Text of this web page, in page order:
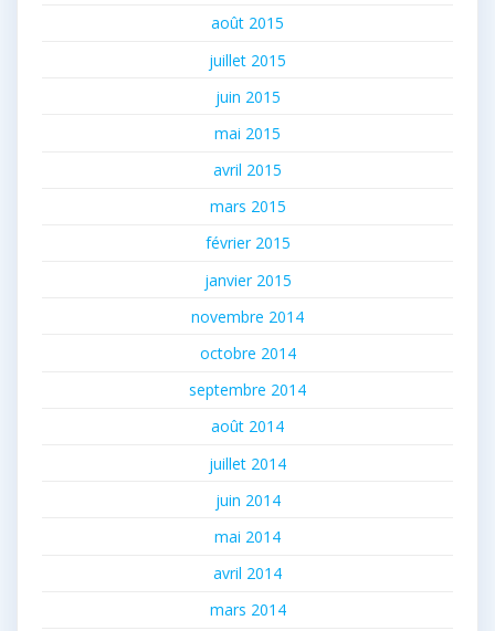
août 2015
juillet 2015
juin 2015
mai 2015
avril 2015
mars 2015
février 2015
janvier 2015
novembre 2014
octobre 2014
septembre 2014
août 2014
juillet 2014
juin 2014
mai 2014
avril 2014
mars 2014